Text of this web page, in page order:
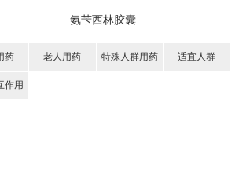
氨苄西林胶囊
药 老人用药 特殊人群用药 适宜人群
作用